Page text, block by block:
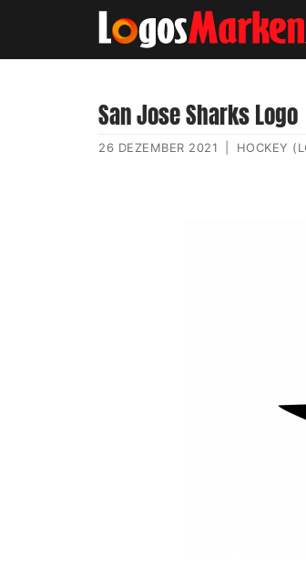
San Jose Sharks Logo
26 DEZEMBER 2021 HOCKEY